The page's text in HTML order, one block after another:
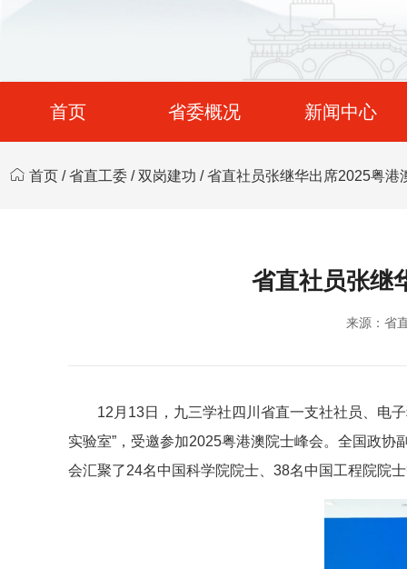
首页 省委概况 新闻中心
首页 /省直工委 /双岗建功 / 省直社员张继华出席2025粤
省直社员张继
来源：省
12月13日，九三学社四川省直一支社社员、电
实验室”，受邀参加2025粤港澳院士峰会。全国政
会汇聚了24名中国科学院院士、38名中国工程院院